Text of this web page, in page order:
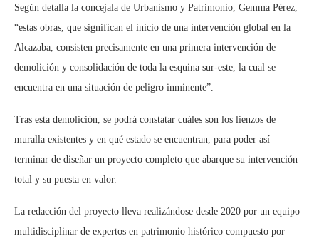
Según detalla la concejala de Urbanismo y Patrimonio, Gemma Pérez,
“estas obras, que significan el inicio de una intervención global en la
Alcazaba, consisten precisamente en una primera intervención de
demolición y consolidación de toda la esquina sur-este, la cual se
encuentra en una situación de peligro inminente”.
Tras esta demolición, se podrá constatar cuáles son los lienzos de
muralla existentes y en qué estado se encuentran, para poder así
terminar de diseñar un proyecto completo que abarque su intervención
total y su puesta en valor.
La redacción del proyecto lleva realizándose desde 2020 por un equipo
multidisciplinar de expertos en patrimonio histórico compuesto por